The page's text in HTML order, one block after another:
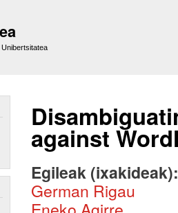
against
Egileak
German Rigau